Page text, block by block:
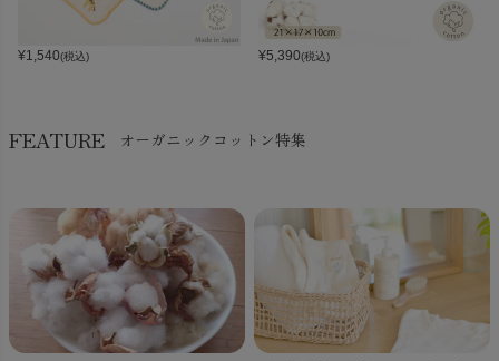
¥1,540(税込) ¥5,390(税込)
FEATURE オーガニックコットン特集